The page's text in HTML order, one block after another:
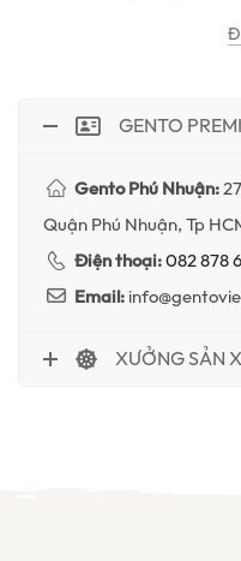
GENTO
Gento Phú Nhuận:
Quận Phú Nhuận, Tp
Điện thoại:082 878
Email:
XƯỞNG SẢN